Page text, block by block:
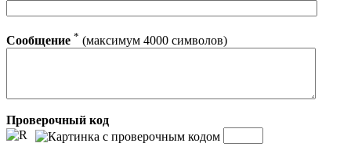
Сообщение * (максимум 4000 символов)
Проверочный код